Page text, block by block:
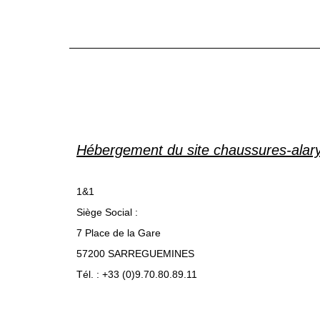
Hébergement du site chaussures-
1&1
Siège Social :
7 Place de la Gare
57200 SARREGUEMINES
Tél. : +33 (0)9.70.80.89.11